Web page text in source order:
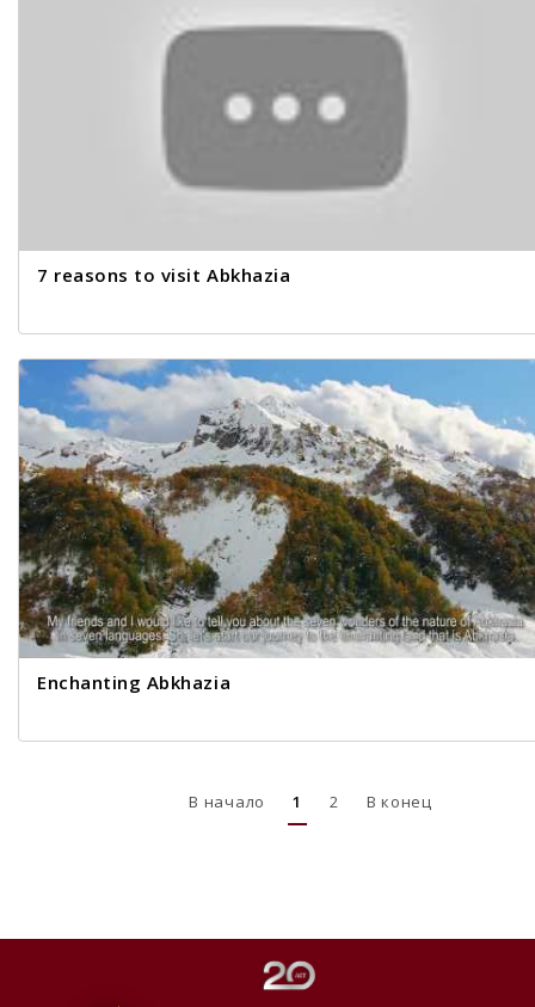
7 reasons to visit Abkhazia
Enchanting Abkhazia
В начало 1 2 В конец